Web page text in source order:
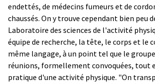
endettés, de médecins fumeurs et de
chaussés. On y trouve cependant bien peu
Laboratoire des sciences de l'activité
équipe de recherche, la tête, le corps et le
même langage, à un point tel que le
réunions, formellement convoquées, tout
pratique d'une activité physique. "On